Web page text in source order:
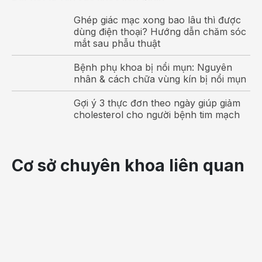
Ghép giác mạc xong bao lâu thì được
dùng điện thoại? Hướng dẫn chăm sóc
mắt sau phẫu thuật
Bệnh phụ khoa bị nổi mụn: Nguyên
nhân & cách chữa vùng kín bị nổi mụn
Gợi ý 3 thực đơn theo ngày giúp giảm
cholesterol cho người bệnh tim mạch
Cơ sở chuyên khoa liên quan